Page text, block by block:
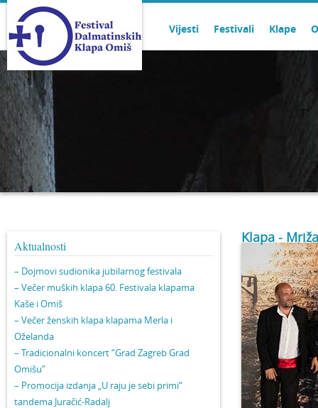
Vijesti Festivali Klape
Aktualnosti
– Dojmovi sudionika jubilarnog festivala
– Večer muških klapa 60. Festivala klapama
Kaše i Omiš
– Večer ženskih klapa klapama Merla i
Oželanda
– Tradicionalni koncert “Grad Zagreb Grad
Omišu”
– Promocija izdanja „U raju je sebi primi“
tandema Juračić-Radalj
Klapa - Mriža